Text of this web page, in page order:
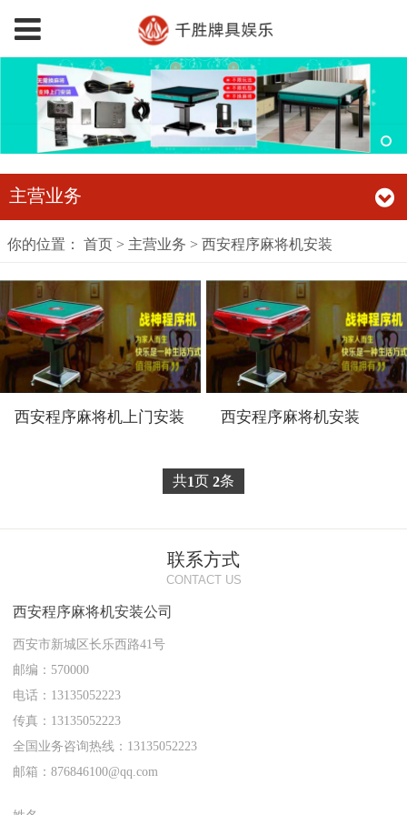
主营业务
你的位置： 首页> 主营业务 > 西安程序麻将机安装
西安程序麻将机上门安装 西安程序麻将机安装
共1页 2条
联系方式
CONTACT US
西安程序麻将机安装公司
西安市新城区长乐西路41号
邮编：570000
电话：13135052223
传真：13135052223
全国业务咨询热线：13135052223
邮箱：876846100@qq.com